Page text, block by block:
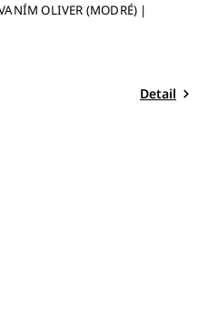
OLIVER (MODRÉ) |
Detail